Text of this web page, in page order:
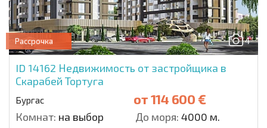
4
Рассрочка
ID 14162 Недвижимость от застройщика в
Скарабей Тортуга
Бургас от114 600 €
Комнат: на выбор До моря: 4000 м.